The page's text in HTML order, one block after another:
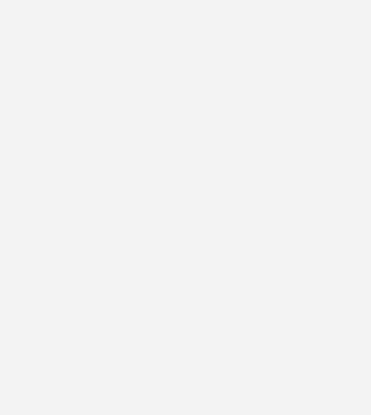
Auftritt
im Duschbereich hin zum Ablauf wird durch
zum einen durch die Ausprägung der
beschleunigen den Wasserabfluss
als raue Oberflächen. Bei Fliesenbelägen gilt:
besser läuft das Wasser ab. Ein weiterer
Gefälle im Duschbereich.